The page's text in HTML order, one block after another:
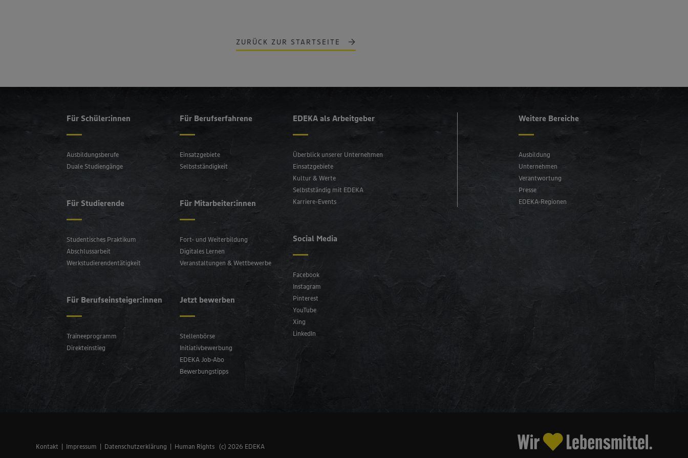
ZURÜCK ZUR STARTSEITE
Für Schüler:innen
Ausbildungsberufe
Duale Studiengänge
Für Studierende
Studentisches Praktikum
Abschlussarbeit
Werkstudierendentätigkeit
Für Berufseinsteiger:innen
Traineeprogramm
Direkteinstieg
Für Berufserfahrene
Einsatzgebiete
Selbstständigkeit
Für Mitarbeiter:innen
Fort- und Weiterbildung
Digitales Lernen
Veranstaltungen & Wettbewerbe
Jetzt bewerben
Stellenbörse
Initiativbewerbung
EDEKA Job-Abo
Bewerbungstipps
EDEKA als Arbeitgeber
Überblick unserer Unternehmen
Einsatzgebiete
Kultur & Werte
Selbstständig mit EDEKA
Karriere-Events
Social Media
Facebook
Instagram
Pinterest
YouTube
Xing
LinkedIn
Weitere Bereiche
Ausbildung
Unternehmen
Verantwortung
Presse
EDEKA-Regionen
Kontakt Impressum Datenschutzerklärung Human Rights (c) 2026 EDEKA